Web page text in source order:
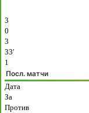
3
0
3
33′
1
Посл. матчи
Дата
За
Против